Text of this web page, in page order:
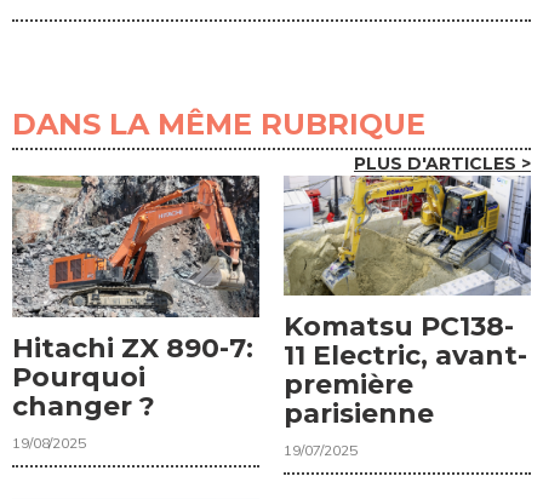
DANS LA MÊME RUBRIQUE
PLUS D'ARTICLES >
Hitachi ZX 890-7:
Pourquoi
changer ?
19/08/2025
Komatsu PC138-
11 Electric, avant-
première
parisienne
19/07/2025